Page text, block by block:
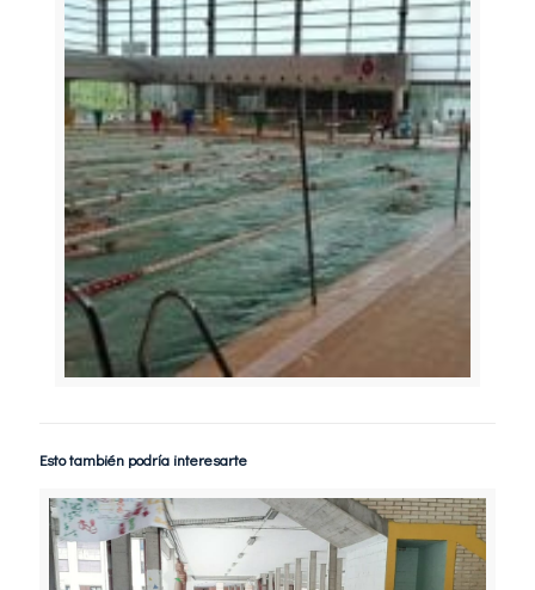
Esto también podría interesarte